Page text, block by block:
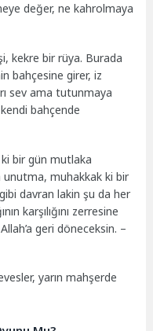
değer, ne kahrolmaya
kekre bir rüya. Burada
bahçesine girer, iz
sev ama tutunmaya
bahçende
bir gün mutlaka
unutma, muhakkak ki bir
davran lakin şu da her
karşılığını zerresine
geri döneceksin. –
yarın mahşerde